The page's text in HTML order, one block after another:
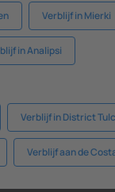
Verblijf in Mierki
in Analipsi
Verblijf in District
Verblijf aan de